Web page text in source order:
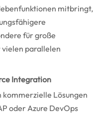
mitbringt,
für große
parallelen
Integration
kommerzielle Lösungen
oder Azure DevOps